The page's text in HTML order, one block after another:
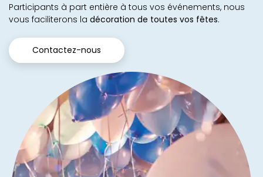
Participants à part entière à tous vos événements, nous
vous faciliterons la décoration de toutes vos fêtes.
Contactez-nous